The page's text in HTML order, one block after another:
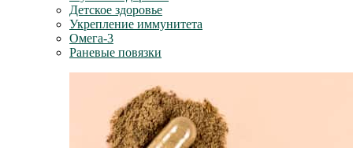
Детское здоровье
Укрепление иммунитета
Омега-3
Раневые повязки